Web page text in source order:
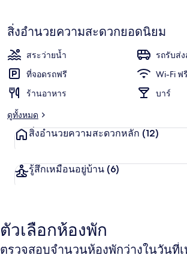
ซูพีเรียวิลล่า,
สิ่งอำนวยความสะดวกยอดนิยม
สระว่ายน้ำ
รถรับส่
ที่จอดรถฟรี
Wi-Fi ฟรี
ร้านอาหาร
บาร์
ดูทั้งหมด
สิ่งอำนวยความสะดวกหลัก (12)
รู้สึกเหมือนอยู่บ้าน (6)
ตัวเลือกห้องพัก
ตรวจสอบจำนวนห้องพักว่างในวันที่